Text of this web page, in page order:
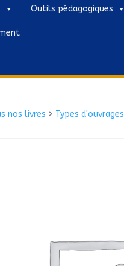
Outils pédagogiques
nos livres > Types d'ouvrages